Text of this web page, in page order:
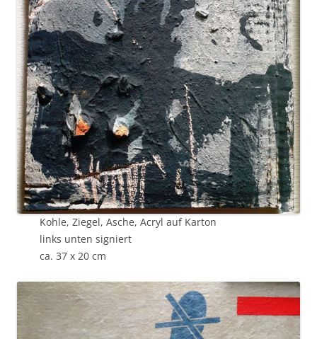
Kohle, Ziegel, Asche, Acryl auf Karton
links unten signiert
ca. 37 x 20 cm